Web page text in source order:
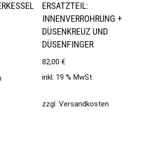
ERSATZTEIL:
INNENVERROHRUNG +
DÜSENKREUZ UND
DÜSENFINGER
82,00€
inkl. 19 % MwSt.
zzgl.Versandkosten